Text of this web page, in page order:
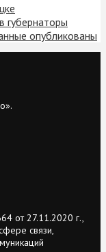
губернаторы
опубликованы
от 27.11.2020 г.,
связи,